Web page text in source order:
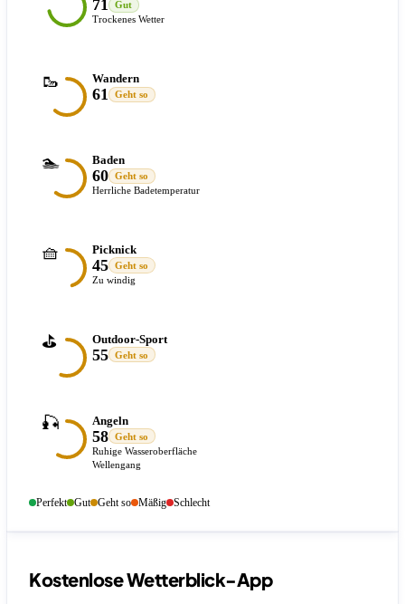
71
Gut
Trockenes Wetter
🥾 Wandern
61 Geht so
🏊 Baden
60
Geht so
Herrliche Badetemperatur
🧺 Picknick
45
Geht so
Zu windig
⛳ Outdoor-Sport
55 Geht so
🎣 Angeln
58
Geht so
Ruhige Wasseroberfläche
Wellengang
Perfekt Gut Geht so Mäßig Schlecht
Kostenlose Wetterblick-App